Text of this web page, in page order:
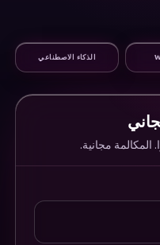
الذكاء الاصطناعي
مجانية.